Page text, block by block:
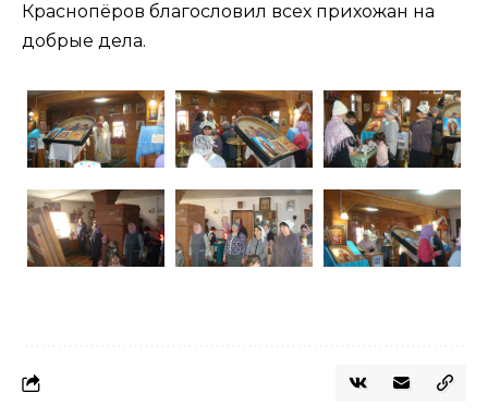
Краснопёров благословил всех прихожан на
добрые дела.